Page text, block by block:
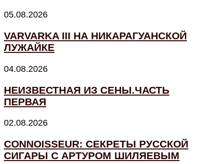
05.08.2026
VARVARKA III НА НИКАРАГУАНСКОЙ
ЛУЖАЙКЕ
04.08.2026
НЕИЗВЕСТНАЯ ИЗ СЕНЫ.ЧАСТЬ
ПЕРВАЯ
02.08.2026
CONNOISSEUR: СЕКРЕТЫ РУССКОЙ
СИГАРЫ С АРТУРОМ ШИЛЯЕВЫМ